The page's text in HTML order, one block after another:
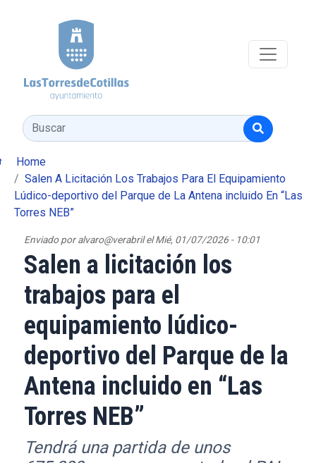
Buscar
Home
Salen A Licitación Los Trabajos Para El Equipamiento
Lúdico-deportivo del Parque de La Antena incluido En “Las
Torres NEB”
Enviado poralvaro@verabril elMié, 01/07/2026 - 10:01
Salen a licitación los
trabajos para el
equipamiento lúdico-
deportivo del Parque de la
Antena incluido en “Las
Torres NEB”
Tendrá una partida de unos